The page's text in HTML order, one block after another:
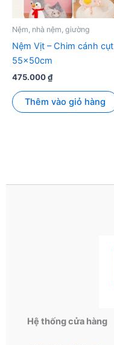
Nệm, nhà nệm, giường
Nệm Vịt – Chim cánh cụt
55x50cm
475.000₫
Thêm vào giỏ hàng
Hệ thống cửa hàng